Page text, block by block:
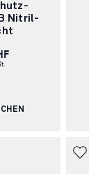
Nitril-